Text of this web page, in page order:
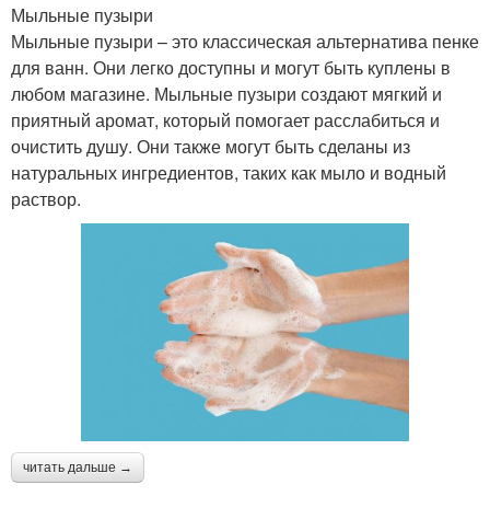
Мыльные пузыри
Мыльные пузыри – это классическая альтернатива пенке
для ванн. Они легко доступны и могут быть куплены в
любом магазине. Мыльные пузыри создают мягкий и
приятный аромат, который помогает расслабиться и
очистить душу. Они также могут быть сделаны из
натуральных ингредиентов, таких как мыло и водный
раствор.
читать дальше →